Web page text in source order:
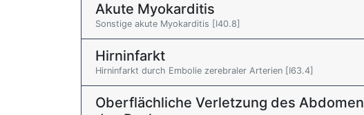
Akute Myokarditis
Sonstige akute Myokarditis [I40.8]
Hirninfarkt
Hirninfarkt durch Embolie zerebraler Arterien [I63.4]
Oberflächliche Verletzung des